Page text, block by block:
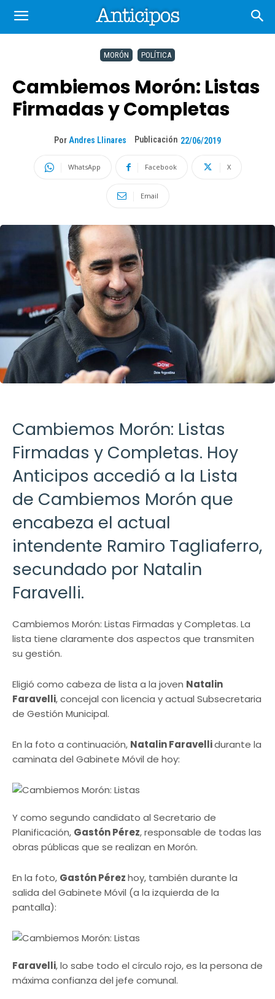
MORÓN POLÍTICA
Cambiemos Morón: Listas
Firmadas y Completas
Por Andres Llinares Publicación 22/06/2019
WhatsApp Facebook X
Email
Cambiemos Morón: Listas
Firmadas y Completas. Hoy
Anticipos accedió a la Lista
de Cambiemos Morón que
encabeza el actual
intendente Ramiro Tagliaferro,
secundado por Natalin
Faravelli.
Cambiemos Morón: Listas Firmadas y Completas. La
lista tiene claramente dos aspectos que transmiten
su gestión.
Eligió como cabeza de lista a la joven Natalin
Faravelli, concejal con licencia y actual Subsecretaria
de Gestión Municipal.
En la foto a continuación, Natalin Faravellidurante la
caminata del Gabinete Móvil de hoy:
Y como segundo candidato al Secretario de
Planificación, Gastón Pérez, responsable de todas las
obras públicas que se realizan en Morón.
En la foto, Gastón Pérezhoy, también durante la
salida del Gabinete Móvil (a la izquierda de la
pantalla):
Faravelli, lo sabe todo el círculo rojo, es la persona de
máxima confianza del jefe comunal.